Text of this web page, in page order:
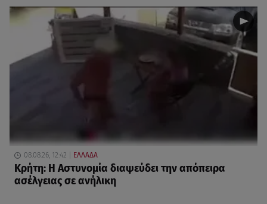
08.08.26, 12:42 ΕΛΛΑΔΑ
Κρήτη: Η Αστυνομία διαψεύδει την απόπειρα
ασέλγειας σε ανήλικη